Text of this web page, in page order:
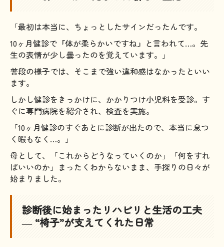
「最初は本当に、ちょっとしたサインだったんです。
10ヶ月健診で『体が柔らかいですね』と言われて…。先
生の表情が少し曇ったのを覚えています。」
普段の様子では、そこまで強い違和感はなかったといい
ます。
しかし健診をきっかけに、かかりつけ小児科を受診。す
ぐに専門病院を紹介され、検査を実施。
「10ヶ月健診のすぐあとに診断が出たので、本当に息つ
く暇もなく…。」
母として、「これからどうなっていくのか」「何をすれ
ばいいのか」まったくわからないまま、手探りの日々が
始まりました。
診断後に始まったリハビリと生活の工夫
― “椅子”が支えてくれた日常